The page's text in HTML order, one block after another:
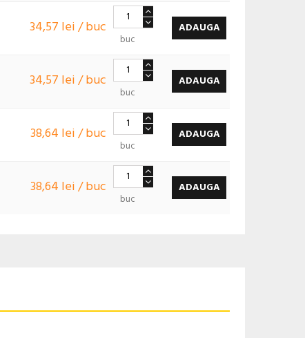
34,57 lei / buc
buc
ADAUGA
34,57 lei / buc
buc
ADAUGA
38,64 lei / buc
buc
ADAUGA
38,64 lei / buc
buc
ADAUGA